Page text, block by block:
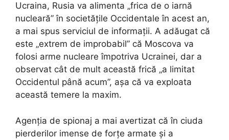
Ucraina, Rusia va alimenta „frica de o iarnă
nucleară” în societățile Occidentale în acest an,
a mai spus serviciul de informații. A adăugat că
este „extrem de improbabil” că Moscova va
folosi arme nucleare împotriva Ucrainei, dar a
observat cât de mult această frică „a limitat
Occidentul până acum”, așa că va exploata
această temere la maxim.
Agenția de spionaj a mai avertizat că în ciuda
pierderilor imense de forțe armate și a